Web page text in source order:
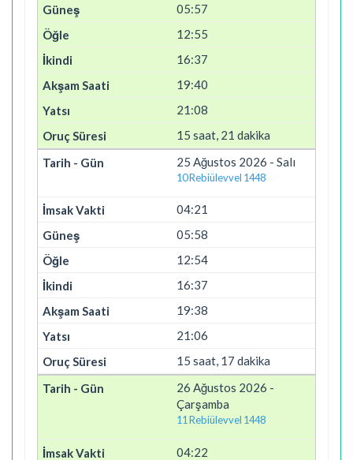
05:57
12:55
16:37
19:40
21:08
15 saat, 21 dakika
25 Ağustos 2026 - Salı
10 Rebiülevvel 1448
04:21
05:58
12:54
16:37
19:38
21:06
15 saat, 17 dakika
26 Ağustos 2026 -
Çarşamba
11 Rebiülevvel 1448
04:22